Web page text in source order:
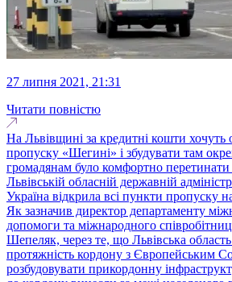
27 липня 2021, 21:31
Читати повністю
На Львівщині за кредитні кошти
пропуску «Шегині» і збудувати там
громадянам було комфортно
Львівській обласній державній
Україна відкрила всі пункти пропуску
Як зазначив директор департаменту
допомоги та міжнародного
Шепеляк, через те, що Львівська
протяжність кордону з Європейським
розбудовувати прикордонну